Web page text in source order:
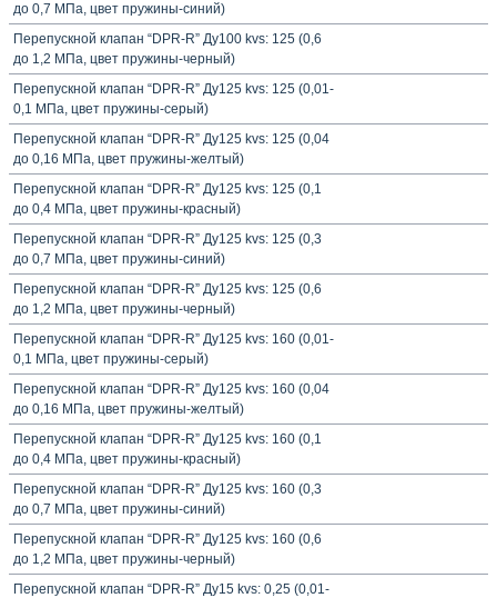
до 0,7 МПа, цвет пружины-синий)
Перепускной клапан “DPR-R” Ду100 kvs: 125 (0,6
до 1,2 МПа, цвет пружины-черный)
Перепускной клапан “DPR-R” Ду125 kvs: 125 (0,01-
0,1 МПа, цвет пружины-серый)
Перепускной клапан “DPR-R” Ду125 kvs: 125 (0,04
до 0,16 МПа, цвет пружины-желтый)
Перепускной клапан “DPR-R” Ду125 kvs: 125 (0,1
до 0,4 МПа, цвет пружины-красный)
Перепускной клапан “DPR-R” Ду125 kvs: 125 (0,3
до 0,7 МПа, цвет пружины-синий)
Перепускной клапан “DPR-R” Ду125 kvs: 125 (0,6
до 1,2 МПа, цвет пружины-черный)
Перепускной клапан “DPR-R” Ду125 kvs: 160 (0,01-
0,1 МПа, цвет пружины-серый)
Перепускной клапан “DPR-R” Ду125 kvs: 160 (0,04
до 0,16 МПа, цвет пружины-желтый)
Перепускной клапан “DPR-R” Ду125 kvs: 160 (0,1
до 0,4 МПа, цвет пружины-красный)
Перепускной клапан “DPR-R” Ду125 kvs: 160 (0,3
до 0,7 МПа, цвет пружины-синий)
Перепускной клапан “DPR-R” Ду125 kvs: 160 (0,6
до 1,2 МПа, цвет пружины-черный)
Перепускной клапан “DPR-R” Ду15 kvs: 0,25 (0,01-